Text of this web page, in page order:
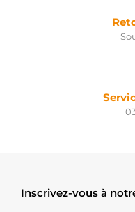
Inscrivez-vous à